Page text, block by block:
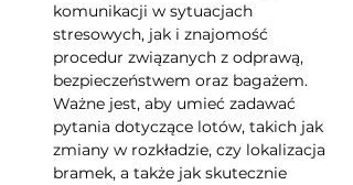
komunikacji w sytuacjach
stresowych, jak i znajomość
procedur związanych z odprawą,
bezpieczeństwem oraz bagażem.
Ważne jest, aby umieć zadawać
pytania dotyczące lotów, takich jak
zmiany w rozkładzie, czy lokalizacja
bramek, a także jak skutecznie